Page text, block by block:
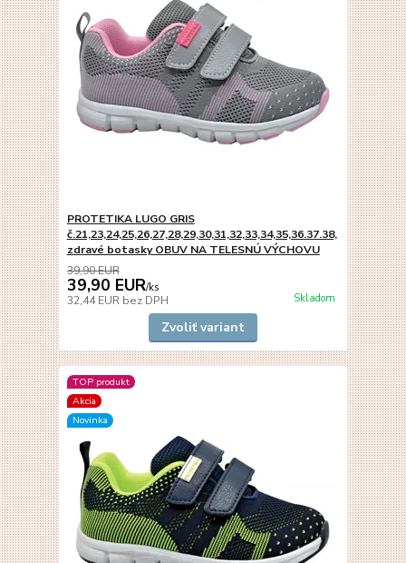
PROTETIKA LUGO GRIS
č.21,23,24,25,26,27,28,29,30,31,32,33,34,35,36.37.38,
zdravé botasky OBUV NA TELESNÚ VÝCHOVU
39,90 EUR
39,90 EUR/ks
32,44 EUR bez DPH Skladom
Zvoliť variant
TOP produkt
Akcia
Novinka